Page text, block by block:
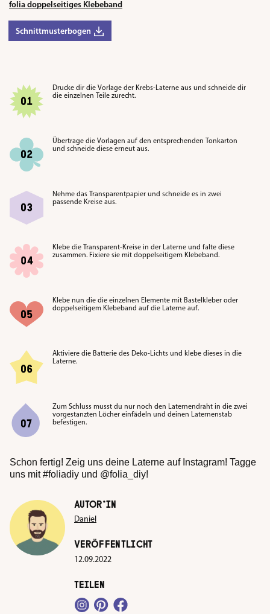
AUTOR*IN
Daniel
VERÖFFENTLICHT
12.09.2022
TEILEN
folia doppelseitiges Klebeband
Schnittmusterbogen
Drucke dir die Vorlage der Krebs-Laterne aus und schneide dir
die einzelnen Teile zurecht.
Übertrage die Vorlagen auf den entsprechenden Tonkarton
und schneide diese erneut aus.
Nehme das Transparentpapier und schneide es in zwei
passende Kreise aus.
Klebe die Transparent-Kreise in der Laterne und falte diese
zusammen. Fixiere sie mit doppelseitigem Klebeband.
Klebe nun die die einzelnen Elemente mit Bastelkleber oder
doppelseitigem Klebeband auf die Laterne auf.
Aktiviere die Batterie des Deko-Lichts und klebe dieses in die
Laterne.
Zum Schluss musst du nur noch den Laternendraht in die zwei
vorgestanzten Löcher einfädeln und deinen Laternenstab
befestigen.
Schon fertig! Zeig uns deine Laterne auf Instagram! Tagge
uns mit #foliadiy und @folia_diy!